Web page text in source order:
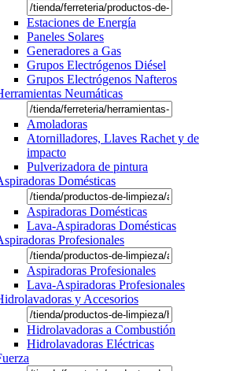
Estaciones de Energía
Paneles Solares
Generadores a Gas
Grupos Electrógenos Diésel
Grupos Electrógenos Nafteros
Neumáticas
Amoladoras
Atornilladores, Llaves Rachet y de
impacto
Pulverizadora de pintura
Domésticas
Aspiradoras Domésticas
Lava-Aspiradoras Domésticas
Profesionales
Aspiradoras Profesionales
Lava-Aspiradoras Profesionales
y Accesorios
Hidrolavadoras a Combustión
Hidrolavadoras Eléctricas